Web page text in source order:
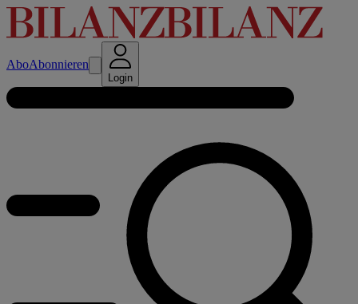
AboAbonnieren
Login